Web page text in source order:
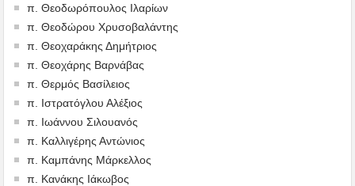
π. Θεοδωρόπουλος Ιλαρίων
π. Θεοδώρου Χρυσοβαλάντης
π. Θεοχαράκης Δημήτριος
π. Θεοχάρης Βαρνάβας
π. Θερμός Βασίλειος
π. Ιστρατόγλου Αλέξιος
π. Ιωάννου Σιλουανός
π. Καλλιγέρης Αντώνιος
π. Καμπάνης Μάρκελλος
π. Κανάκης Ιάκωβος